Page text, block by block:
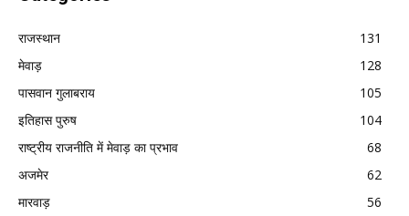
राजस्थान
131
मेवाड़
128
पासवान गुलाबराय
105
इतिहास पुरुष
104
राष्ट्रीय राजनीति में मेवाड़ का प्रभाव
68
अजमेर
62
मारवाड़
56